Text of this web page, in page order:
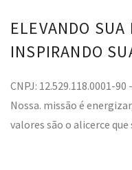
ELEVANDO SUA
INSPIRANDO
CNPJ: 12.529.118.0001-90
Nossa. missão é
valores são o alicerce